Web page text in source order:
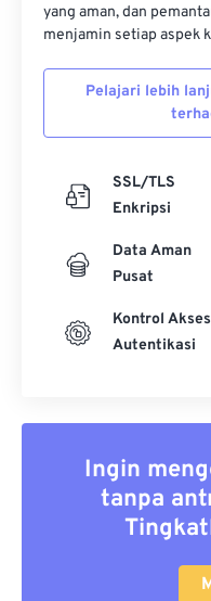
yang aman, dan
menjamin setiap aspek
Pelajari lebih
SSL/TLS
Enkripsi
Data Aman
Pusat
Kontrol
Autentikasi
Ingin
tanpa